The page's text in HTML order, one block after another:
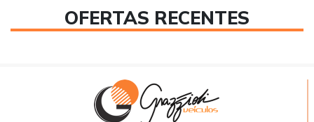
OFERTAS RECENTES